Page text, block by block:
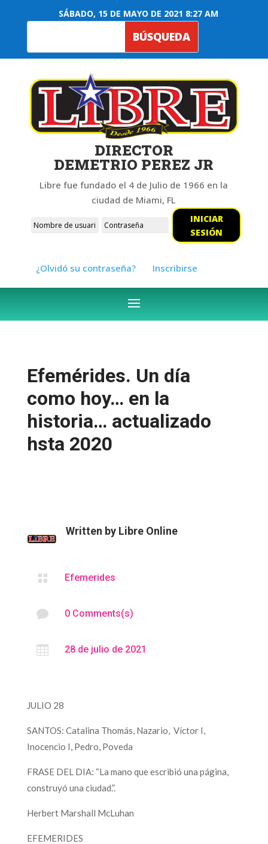
SÁBADO, 15 DE MAYO DE 2021 8:27 AM
DIRECTOR
DEMETRIO PEREZ JR
Libre fue fundado el 4 de Julio de 1966 en la
ciudad de Miami, FL
INICIAR
SESIÓN
¿Olvidó su contraseña? Inscribirse
Efemérides. Un día
como hoy… en la
historia… actualizado
hsta 2020
Written by Libre Online
 Efemerides
 0 Comments(s)
 28 de julio de 2021
JULIO 28
SANTOS: Catalina Thomás, Nazario, Víctor I,
Inocencio I, Pedro, Poveda
FRASE DEL DIA: “La mano que escribió una página,
construyó una ciudad.”.
Herbert Marshall McLuhan
EFEMERIDES